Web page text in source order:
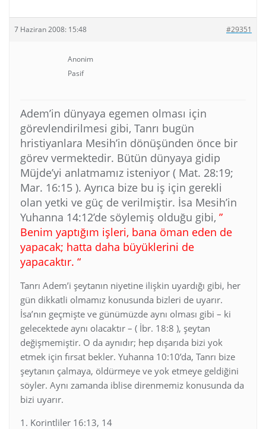
7 Haziran 2008: 15:48 #29351
Anonim
Pasif
Adem’in dünyaya egemen olması için
görevlendirilmesi gibi, Tanrı bugün
hristiyanlara Mesih’in dönüşünden önce bir
görev vermektedir. Bütün dünyaya gidip
Müjde’yi anlatmamız isteniyor ( Mat. 28:19;
Mar. 16:15 ). Ayrıca bize bu iş için gerekli
olan yetki ve güç de verilmiştir. İsa Mesih’in
Yuhanna 14:12’de söylemiş olduğu gibi, ”
Benim yaptığım işleri, bana öman eden de
yapacak; hatta daha büyüklerini de
yapacaktır. “
Tanrı Adem’i şeytanın niyetine ilişkin uyardığı gibi, her
gün dikkatli olmamız konusunda bizleri de uyarır.
İsa’nın geçmişte ve günümüzde aynı olması gibi – ki
gelecektede aynı olacaktır – ( İbr. 18:8 ), şeytan
değişmemiştir. O da aynıdır; hep dışarıda bizi yok
etmek için fırsat bekler. Yuhanna 10:10’da, Tanrı bize
şeytanın çalmaya, öldürmeye ve yok etmeye geldiğini
söyler. Aynı zamanda iblise direnmemiz konusunda da
bizi uyarır.
1. Korintliler 16:13, 14